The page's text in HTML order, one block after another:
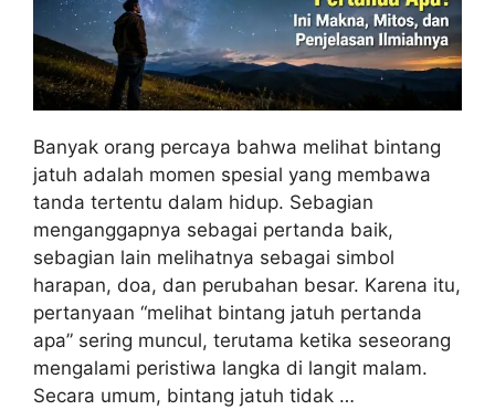
Banyak orang percaya bahwa melihat bintang
jatuh adalah momen spesial yang membawa
tanda tertentu dalam hidup. Sebagian
menganggapnya sebagai pertanda baik,
sebagian lain melihatnya sebagai simbol
harapan, doa, dan perubahan besar. Karena itu,
pertanyaan “melihat bintang jatuh pertanda
apa” sering muncul, terutama ketika seseorang
mengalami peristiwa langka di langit malam.
Secara umum, bintang jatuh tidak …